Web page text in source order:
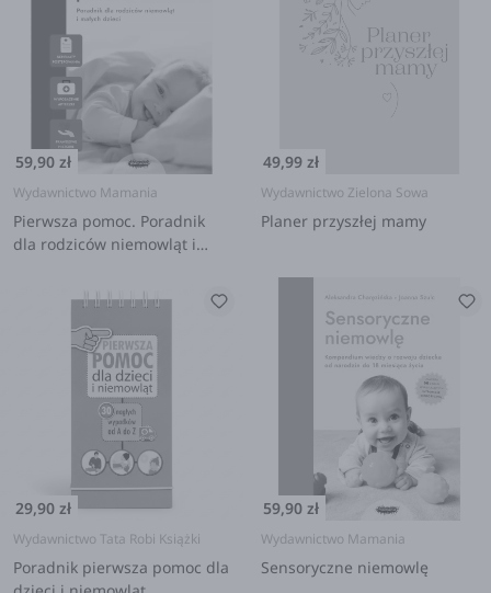
59,90 zł
Wydawnictwo Mamania
Pierwsza pomoc. Poradnik
dla rodziców niemowląt i
49,99 zł
Wydawnictwo Zielona Sowa
Planer przyszłej mamy
29,90 zł
Wydawnictwo Tata Robi Książki
Poradnik pierwsza pomoc dla
59,90 zł
Wydawnictwo Mamania
Sensoryczne niemowlę